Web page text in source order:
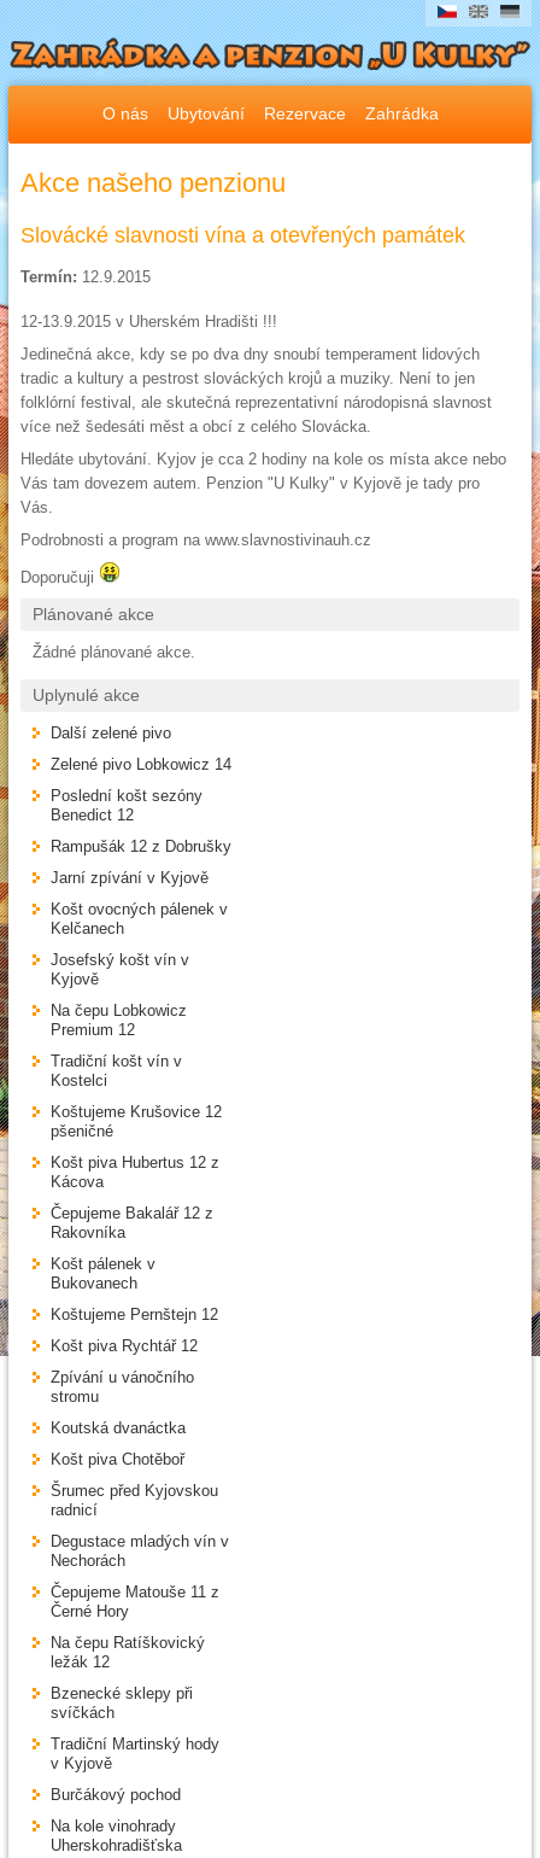
O nás Ubytování Rezervace Zahrádka
Akce našeho penzionu
Slovácké slavnosti vína a otevřených památek
Termín: 12.9.2015
12-13.9.2015 v Uherském Hradišti !!!
Jedinečná akce, kdy se po dva dny snoubí temperament lidových
tradic a kultury a pestrost slováckých krojů a muziky. Není to jen
folklórní festival, ale skutečná reprezentativní národopisná slavnost
více než šedesáti měst a obcí z celého Slovácka.
Hledáte ubytování. Kyjov je cca 2 hodiny na kole os místa akce nebo
Vás tam dovezem autem. Penzion "U Kulky" v Kyjově je tady pro
Vás.
Podrobnosti a program na www.slavnostivinauh.cz
Doporučuji
Plánované akce
Žádné plánované akce.
Uplynulé akce
Další zelené pivo
Zelené pivo Lobkowicz 14
Poslední košt sezóny
Benedict 12
Rampušák 12 z Dobrušky
Jarní zpívání v Kyjově
Košt ovocných pálenek v
Kelčanech
Josefský košt vín v
Kyjově
Na čepu Lobkowicz
Premium 12
Tradiční košt vín v
Kostelci
Koštujeme Krušovice 12
pšeničné
Košt piva Hubertus 12 z
Kácova
Čepujeme Bakalář 12 z
Rakovníka
Košt pálenek v
Bukovanech
Koštujeme Pernštejn 12
Košt piva Rychtář 12
Zpívání u vánočního
stromu
Koutská dvanáctka
Košt piva Chotěboř
Šrumec před Kyjovskou
radnicí
Degustace mladých vín v
Nechorách
Čepujeme Matouše 11 z
Černé Hory
Na čepu Ratíškovický
ležák 12
Bzenecké sklepy při
svíčkách
Tradiční Martinský hody
v Kyjově
Burčákový pochod
Na kole vinohrady
Uherskohradišťska